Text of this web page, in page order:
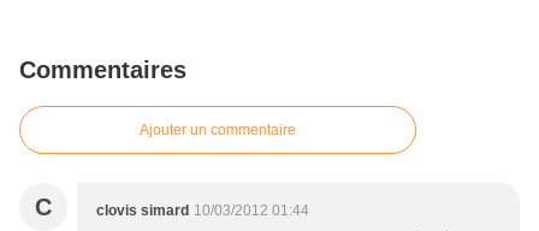
Commentaires
Ajouter un commentaire
C clovis simard 10/03/2012 01:44